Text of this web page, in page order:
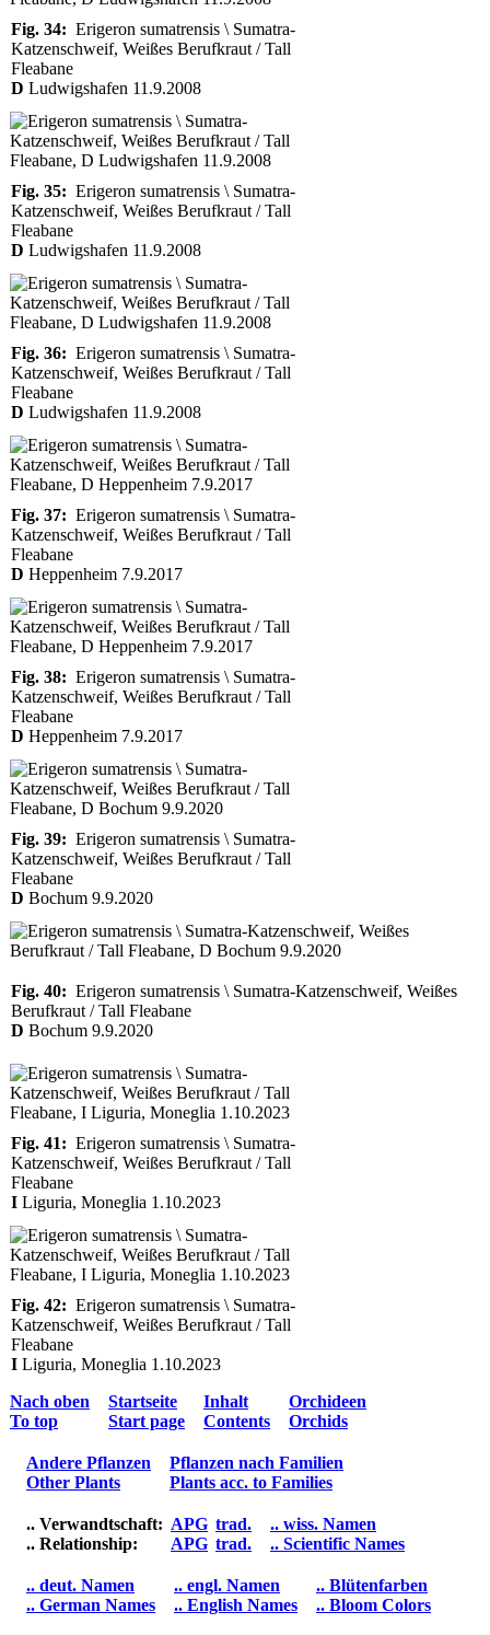
Fig. 34: Erigeron sumatrensis \ Sumatra-
Katzenschweif, Weißes Berufkraut / Tall
Fleabane
D Ludwigshafen 11.9.2008
Fig. 35: Erigeron sumatrensis \ Sumatra-
Katzenschweif, Weißes Berufkraut / Tall
Fleabane
D Ludwigshafen 11.9.2008
Fig. 36: Erigeron sumatrensis \ Sumatra-
Katzenschweif, Weißes Berufkraut / Tall
Fleabane
D Ludwigshafen 11.9.2008
Fig. 37: Erigeron sumatrensis \ Sumatra-
Katzenschweif, Weißes Berufkraut / Tall
Fleabane
D Heppenheim 7.9.2017
Fig. 38: Erigeron sumatrensis \ Sumatra-
Katzenschweif, Weißes Berufkraut / Tall
Fleabane
D Heppenheim 7.9.2017
Fig. 39: Erigeron sumatrensis \ Sumatra-
Katzenschweif, Weißes Berufkraut / Tall
Fleabane
D Bochum 9.9.2020
Fig. 40: Erigeron sumatrensis \ Sumatra-Katzenschweif, Weißes
Berufkraut / Tall Fleabane
D Bochum 9.9.2020
Fig. 41: Erigeron sumatrensis \ Sumatra-
Katzenschweif, Weißes Berufkraut / Tall
Fleabane
I Liguria, Moneglia 1.10.2023
Fig. 42: Erigeron sumatrensis \ Sumatra-
Katzenschweif, Weißes Berufkraut / Tall
Fleabane
I Liguria, Moneglia 1.10.2023
Nach oben
To top
Startseite
Start page
Inhalt
Contents
Orchideen
Orchids
Andere Pflanzen
Other Plants
Pflanzen nach Familien
Plants acc. to Families
.. Verwandtschaft:
.. Relationship:
APG
APG
trad.
trad.
.. wiss. Namen
.. Scientific Names
.. deut. Namen
.. German Names
.. engl. Namen
.. English Names
.. Blütenfarben
.. Bloom Colors